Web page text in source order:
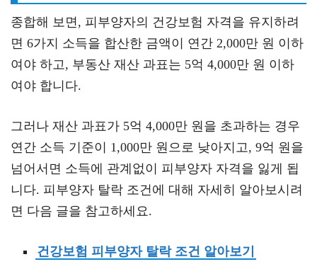
종합해 보면, 피부양자의 건강보험 자격을 유지하려
면 6가지 소득을 합산한 금액이 연간 2,000만 원 이하
여야 하고, 부동산 재산 과표는 5억 4,000만 원 이하
여야 합니다.
그러나 재산 과표가 5억 4,000만 원을 초과하는 경우
연간 소득 기준이 1,000만 원으로 낮아지고, 9억 원을
넘어서면 소득에 관계없이 피부양자 자격을 잃게 됩
니다. 피부양자 탈락 조건에 대해 자세히 알아보시려
면 다음 글을 참고하세요.
건강보험 피부양자 탈락 조건 알아보기